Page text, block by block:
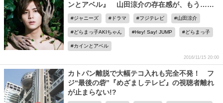
ンとアベル』 山田涼介の存在感が、もう……
ジャニーズ ドラマ フジテレビ 山田涼介
どらまっ子AKIちゃん Hey! Say! JUMP どらまっ子
カインとアベル
2016/11/15 20:00
カトパン離脱で大幅テコ入れも完全不発！ フ
ジ“最後の砦”『めざましテレビ』の視聴者離れ
が止まらない!?